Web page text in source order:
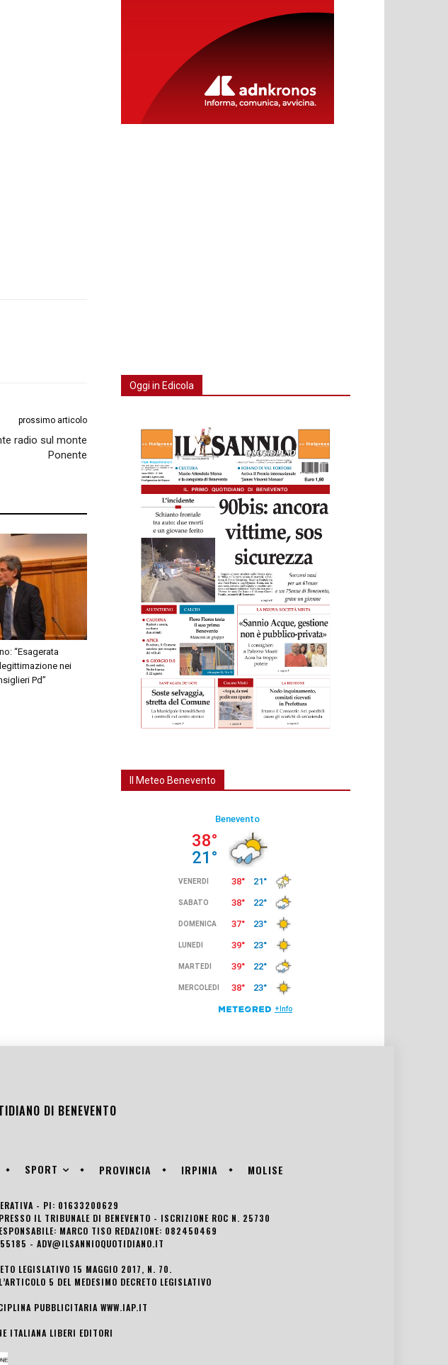
prossimo articolo
radio sul monte
Ponente
“Esagerata
nei
Pd”
Oggi in Edicola
Il Meteo Benevento
DI BENEVENTO
SPORT PROVINCIA IRPINIA MOLISE
- PI: 01633200629
IL TRIBUNALE DI BENEVENTO - ISCRIZIONE ROC N. 25730
MARCO TISO REDAZIONE: 082450469
- ADV@ILSANNIOQUOTIDIANO.IT
LEGISLATIVO 15 MAGGIO 2017, N. 70.
5 DEL MEDESIMO DECRETO LEGISLATIVO
PUBBLICITARIA WWW.IAP.IT
ITALIANA LIBERI EDITORI